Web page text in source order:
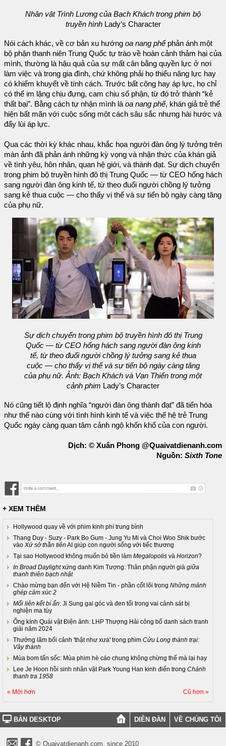
Nhân vật Trình Lương của Bạch Khách trong phim bộ
truyền hình Lady’s Character
Nói cách khác, về cơ bản xu hướng oa nang phế phản ánh một
bộ phận thanh niên Trung Quốc tự trào về hoàn cảnh thảm hại của
mình, thường là hậu quả của sự mất cân bằng quyền lực ở nơi
làm việc và trong gia đình, chứ không phải họ thiếu năng lực hay
có khiếm khuyết về tính cách. Trước bất công hay áp lực, họ chỉ
có thể im lặng chịu đựng, cam chịu số phận, từ đó trở thành “kẻ
thất bại”. Bằng cách tự nhận mình là oa nang phế, khán giả trẻ thể
hiện bất mãn với cuộc sống một cách sâu sắc nhưng hài hước và
đẩy lùi áp lực.
Qua các thời kỳ khác nhau, khắc họa người đàn ông lý tưởng trên
màn ảnh đã phản ánh những kỳ vọng và nhận thức của khán giả
về tình yêu, hôn nhân, quan hệ giới, và thành đạt. Sự dịch chuyển
trong phim bộ truyền hình đô thị Trung Quốc — từ CEO hống hách
sang người đàn ông kinh tế, từ theo đuổi người chồng lý tưởng
sang kẻ thua cuộc — cho thấy vị thế và sự tiến bộ ngày càng tăng
của phụ nữ.
Sự dịch chuyển trong phim bộ truyền hình đô thị Trung
Quốc — từ CEO hống hách sang người đàn ông kinh
tế, từ theo đuổi người chồng lý tưởng sang kẻ thua
cuộc — cho thấy vị thế và sự tiến bộ ngày càng tăng
của phụ nữ. Ảnh: Bạch Khách và Vạn Thiến trong một
cảnh phim Lady’s Character
Nó cũng tiết lộ định nghĩa “người đàn ông thành đạt” đã tiến hóa
như thế nào cùng với tình hình kinh tế và việc thế hệ trẻ Trung
Quốc ngày càng quan tâm cảnh ngộ khốn khổ của con người.
Dịch: © Xuân Phong @Quaivatdienanh.com
Nguồn: Sixth Tone
+ XEM THÊM
Hollywood quay về với phim kinh phí trung bình
Thang Duy - Suzy - Park Bo Gum - Jung Yu Mi và Choi Woo Shik bước
vào Xứ sở thần tiên AI giúp con người sống với tiếc thương
Tại sao Hollywood không muốn bỏ tiền làm Megalopolis và Horizon?
In Broad Daylightxứng danh Kim Tượng: Thân phận người già giữa
thanh thiên bạch nhật
Chào mừng bạn đến với Hệ Niềm Tin - phần cốt lõi trong Những mảnh
ghép cảm xúc 2
Mối liên kết bí ẩn: Ji Sung gai góc và đen tối trong vai cảnh sát bị
nghiện ma túy
Ống kính Quái vật Điện ảnh: LHP Thượng Hải công bố danh sách tranh
giải năm 2024
Thưởng lãm bối cảnh 'thật như xưa' trong phim Cửu Long thành trại:
Vây thành
Mùa bom tấn sốc: Mùa phim hè cáo chung không chừng thế mà lại hay
Lee Je Hoon hồi sinh nhân vật Park Young Han kinh điển trong Chánh
thanh tra 1958
« Mới hơn Cũ hơn »
BẢN DESKTOP DIỄN ĐÀN VỀ CHÚNG TÔI
© Quaivatdienanh.com, since 2010